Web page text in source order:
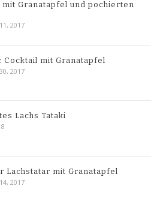
mit Granatapfel und pochierten
2017
Cocktail mit Granatapfel
2017
Lachs Tataki
Lachstatar mit Granatapfel
2017